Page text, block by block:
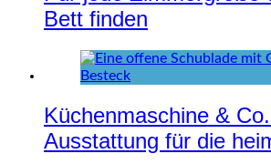
Bett finden
Küchenmaschine &
Ausstattung für die